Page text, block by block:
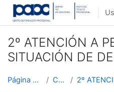
Salta al contenido principal
2º ATENCIÓN A
SITUACIÓN DE
Página Principal Cursos